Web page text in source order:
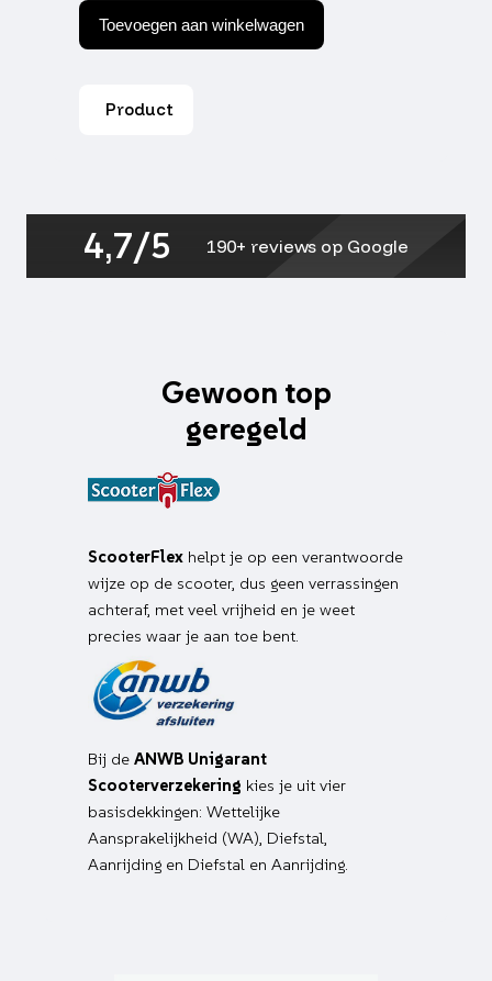
DMP
led
matrix
weglopend
aantal
Toevoegen aan winkelwagen
Product
4,7/5 190+ reviews op Google
Gewoon top
geregeld
ScooterFlex helpt je op een verantwoorde
wijze op de scooter, dus geen verrassingen
achteraf, met veel vrijheid en je weet
precies waar je aan toe bent.
Bij de ANWB Unigarant
Scooterverzekering kies je uit vier
basisdekkingen: Wettelijke
Aansprakelijkheid (WA), Diefstal,
Aanrijding en Diefstal en Aanrijding.